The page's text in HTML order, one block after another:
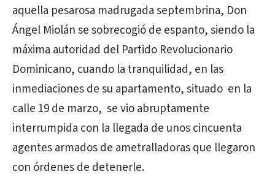
aquella pesarosa madrugada septembrina, Don
Ángel Miolán se sobrecogió de espanto, siendo la
máxima autoridad del Partido Revolucionario
Dominicano, cuando la tranquilidad, en las
inmediaciones de su apartamento, situado en la
calle 19 de marzo, se vio abruptamente
interrumpida con la llegada de unos cincuenta
agentes armados de ametralladoras que llegaron
con órdenes de detenerle.